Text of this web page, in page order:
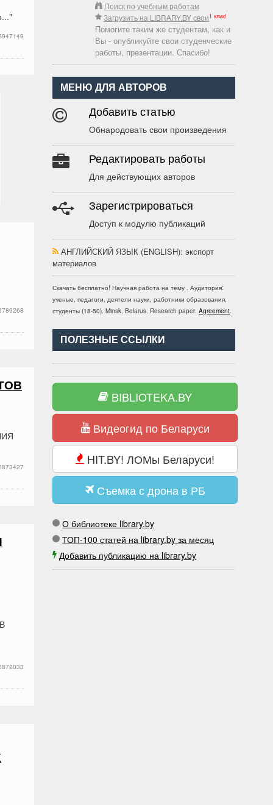
Поиск по учебным работам
Загрузить на LIBRARY.BY свои1 клик!
Помогите таким же студентам, как и
Вы - опубликуйте свои студенческие
работы, презентации. Спасибо!
МЕНЮ ДЛЯ АВТОРОВ
Добавить статью
Обнародовать свои произведения
Редактировать работы
Для действующих авторов
Зарегистрироваться
Доступ к модулю публикаций
АНГЛИЙСКИЙ ЯЗЫК (ENGLISH): экспорт
материалов
Скачать бесплатно! Научная работа на тему . Аудитория:
ученые, педагоги, деятели науки, работники образования,
студенты (18-50). Minsk, Belarus. Research paper. Agreement.
ПОЛЕЗНЫЕ ССЫЛКИ
BIBLIOTEKA.BY
Видеогид по Беларуси
HIT.BY! ЛОМы Беларуси!
Съемка с дрона в РБ
О библиотеке library.by
ТОП-100 статей на library.by за месяц
Добавить публикацию на library.by